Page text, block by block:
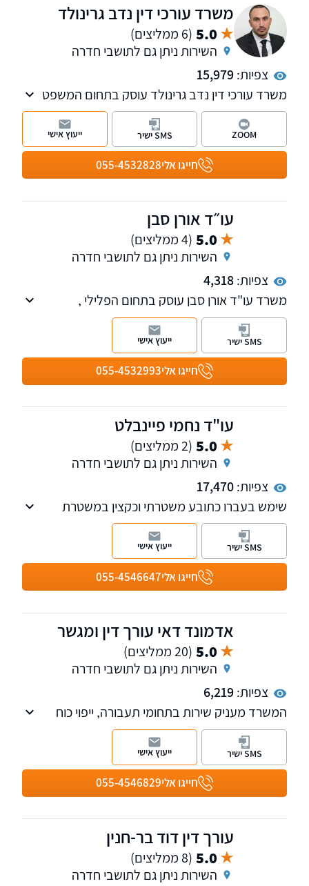
משרד עורכי דין נדב גרינולד
5.0 (6 ממליצים)
השירות ניתן גם לתושבי חדרה
צפיות:15,979
משרד עורכי דין נדב גרינולד עוסק בתחום המשפט
הפלילי על כל רבדיו וכן בתחום בדיני התעבורה.
משרדנו בעל ניסיון רב בייצוג חשודים ונאשמים
בעבירות פליליות, בין היתר עבירות סמים, עבירות
מין, עבירות אלימות ועוד. למשרדנו סניפים בעפולה
ותל אביב המעניקים ללקוחותינו שירות מקצועי וזמין
היום. נשמח לייעץ לכם ללא כל התחייבות.
חייגו אלי055-4532828
ZOOM SMS ישיר ייעוץ אישי
עו״ד אורן סבן
5.0 (4 ממליצים)
השירות ניתן גם לתושבי חדרה
צפיות:4,318
משרד עו"ד אורן סבן עוסק בתחום הפלילי ,
תעבורה , פלילי דין צבאי , חוזי מקרקעין
חייגו אלי055-4532993
SMS ישיר ייעוץ אישי
עו"ד נחמי פיינבלט
5.0 (2 ממליצים)
השירות ניתן גם לתושבי חדרה
צפיות:17,470
שימש בעברו כתובע משטרתי וכקצין במשטרת
ישראל.
חייגו אלי055-4546647
SMS ישיר ייעוץ אישי
אדמונד דאי עורך דין ומגשר
5.0 (20 ממליצים)
השירות ניתן גם לתושבי חדרה
צפיות:6,219
המשרד מעניק שירות בתחומי תעבורה, ייפוי כוח
מתמשך ועריכת צוואות במקצועיות ואמינות ללא
חייגו אלי055-4546829
SMS ישיר ייעוץ אישי
עורך דין דוד בר-חנין
5.0 (8 ממליצים)
השירות ניתן גם לתושבי חדרה